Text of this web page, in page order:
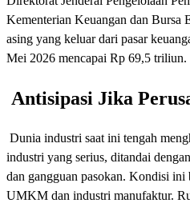
Kementerian Keuangan dan Bursa
asing yang keluar dari pasar
Mei 2026 mencapai Rp 69,5 triliun.
Antisipasi Jika
Dunia industri saat ini tengah
industri yang serius, ditandai
dan gangguan pasokan. Kondisi ini
UMKM dan industri manufaktur.